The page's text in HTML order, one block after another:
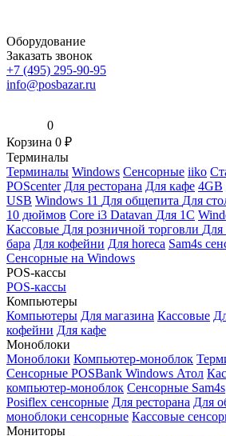
Оборудование
Заказать звонок
+7 (495) 295-90-95
info@posbazar.ru
0
Корзина 0 ₽
Терминалы
Терминалы Windows Сенсорные iiko
POScenter Для ресторана Для кафе 4GB
USB Windows 11 Для общепита Для
10 дюймов Core i3 Datavan Для 1С
Кассовые Для розничной торговли Для
бара Для кофейни Для horeca Sam4s
Сенсорные на Windows
POS-кассы
POS-кассы
Компьютеры
Компьютеры Для магазина Кассовые
кофейни Для кафе
Моноблоки
Моноблоки Компьютер-моноблок
Сенсорные POSBank Windows Атол
компьютер-моноблок Сенсорные Sam4s
Posiflex сенсорные Для ресторана Для
моноблоки сенсорные Кассовые
Мониторы